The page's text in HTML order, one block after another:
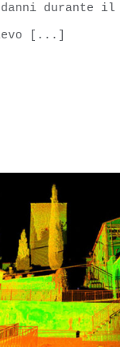
durante il
[...]